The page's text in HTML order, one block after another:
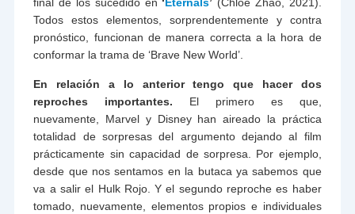
Todos estos elementos, sorprendentemente y contra
pronóstico, funcionan de manera correcta a la hora de
conformar la trama de ‘Brave New World’.
En relación a lo anterior tengo que hacer dos
reproches importantes. El primero es que,
nuevamente, Marvel y Disney han aireado la práctica
totalidad de sorpresas del argumento dejando al film
prácticamente sin capacidad de sorpresa. Por ejemplo,
desde que nos sentamos en la butaca ya sabemos que
va a salir el Hulk Rojo. Y el segundo reproche es haber
tomado, nuevamente, elementos propios e individuales